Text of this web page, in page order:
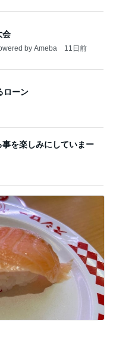
会
by Ameba 11日前
ローン
を楽しみにしていまー